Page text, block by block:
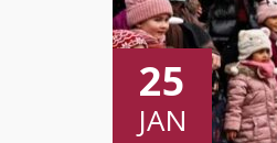
25
JAN